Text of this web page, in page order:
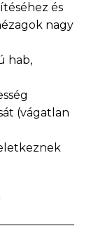
és
nagy
hab,
(vágatlan